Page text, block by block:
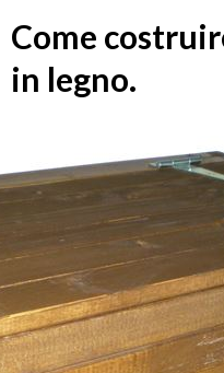
Come
in legno.